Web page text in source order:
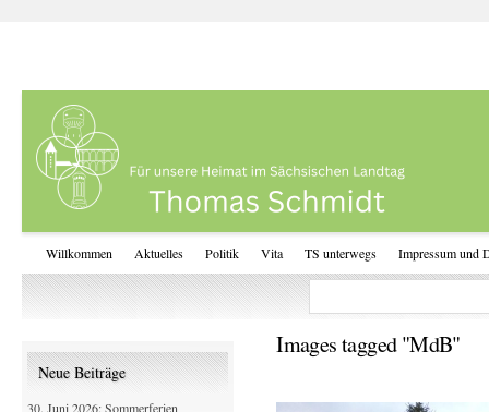
Willkommen Aktuelles Politik Vita TS unterwegs Impressum und
Images tagged "MdB"
Neue Beiträge
30. Juni 2026: Sommerferien